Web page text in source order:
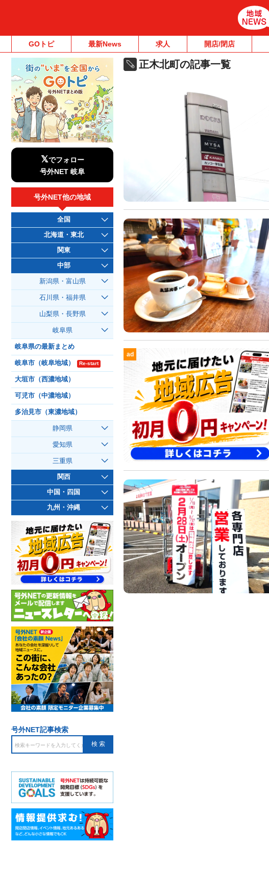
GOトピ 最新News 求人 開店/閉店
正木北町の記事一覧
ad
𝕏でフォロー
号外NET 岐阜
号外NET他の地域
全国
北海道・東北
関東
中部
新潟県・富山県
石川県・福井県
山梨県・長野県
岐阜県
岐阜県の最新まとめ
岐阜市（岐阜地域） Re-start
大垣市（西濃地域）
可児市（中濃地域）
多治見市（東濃地域）
静岡県
愛知県
三重県
関西
中国・四国
九州・沖縄
号外NET記事検索